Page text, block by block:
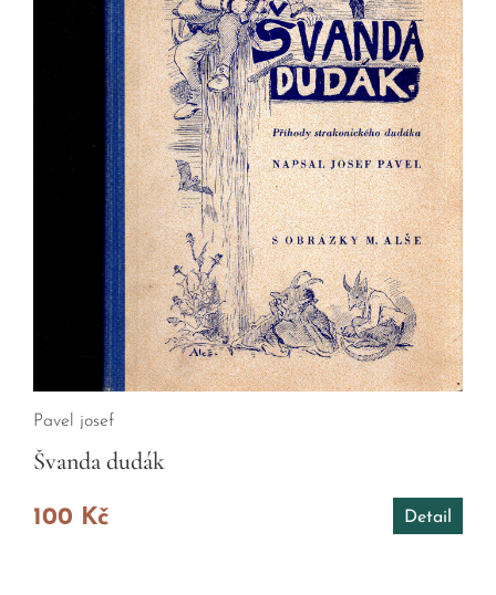
Pavel josef
Švanda dudák
100 Kč Detail